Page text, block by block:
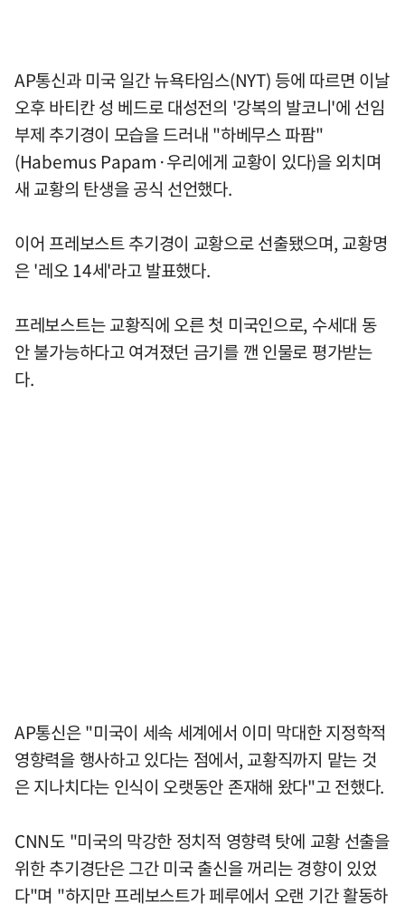
AP통신과 미국 일간 뉴욕타임스(NYT) 등에 따르면 이날
오후 바티칸 성 베드로 대성전의 '강복의 발코니'에 선임
부제 추기경이 모습을 드러내 "하베무스 파팜"
(Habemus Papam·우리에게 교황이 있다)을 외치며
새 교황의 탄생을 공식 선언했다.
이어 프레보스트 추기경이 교황으로 선출됐으며, 교황명
은 '레오 14세'라고 발표했다.
프레보스트는 교황직에 오른 첫 미국인으로, 수세대 동
안 불가능하다고 여겨졌던 금기를 깬 인물로 평가받는
다.
AP통신은 "미국이 세속 세계에서 이미 막대한 지정학적
영향력을 행사하고 있다는 점에서, 교황직까지 맡는 것
은 지나치다는 인식이 오랫동안 존재해 왔다"고 전했다.
CNN도 "미국의 막강한 정치적 영향력 탓에 교황 선출을
위한 추기경단은 그간 미국 출신을 꺼리는 경향이 있었
다"며 "하지만 프레보스트가 페루에서 오랜 기간 활동하